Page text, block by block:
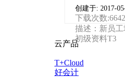
创建于: 2017-
下载次数
描述：新员
初级资料T3
云产品
T+Cloud
好会计